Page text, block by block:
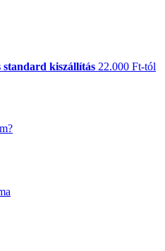
standard kiszállítás 22.000 Ft-tól